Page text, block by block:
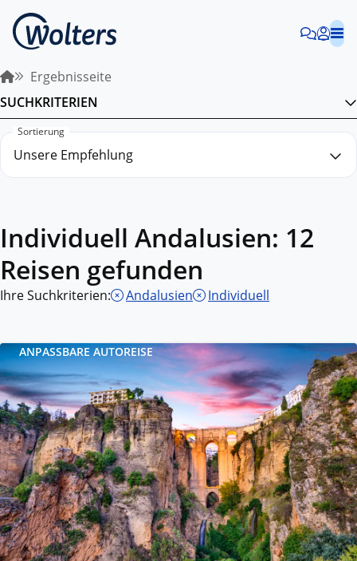
Ergebnisseite
SUCHKRITERIEN
Sortierung
Individuell Andalusien: 12
Reisen gefunden
Ihre Suchkriterien: Andalusien Individuell
ANPASSBARE AUTOREISE